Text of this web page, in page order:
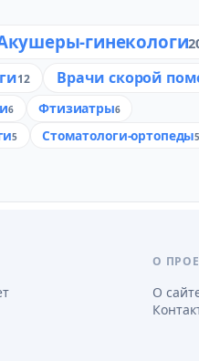
гинекологи
12 Врачи скорой
6 Фтизиатры6
5 Стоматологи-ортопеды5
О
О